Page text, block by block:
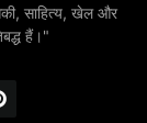
साहित्य, खेल और
हैं।"